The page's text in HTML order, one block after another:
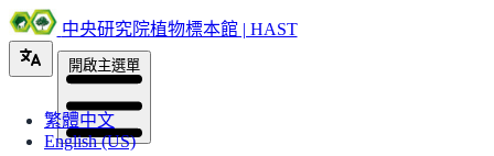
中央研究院植物標本館 | HAST
繁體中文
English (US)
開啟主選單